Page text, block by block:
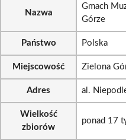
Nazwa
Gmach
Górze
Państwo Polska
Miejscowość Zielona
Adres al.
Wielkość
zbiorów
ponad 17